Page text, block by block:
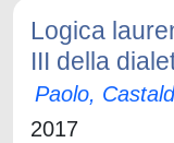
Logica
III della
Paolo,
2017